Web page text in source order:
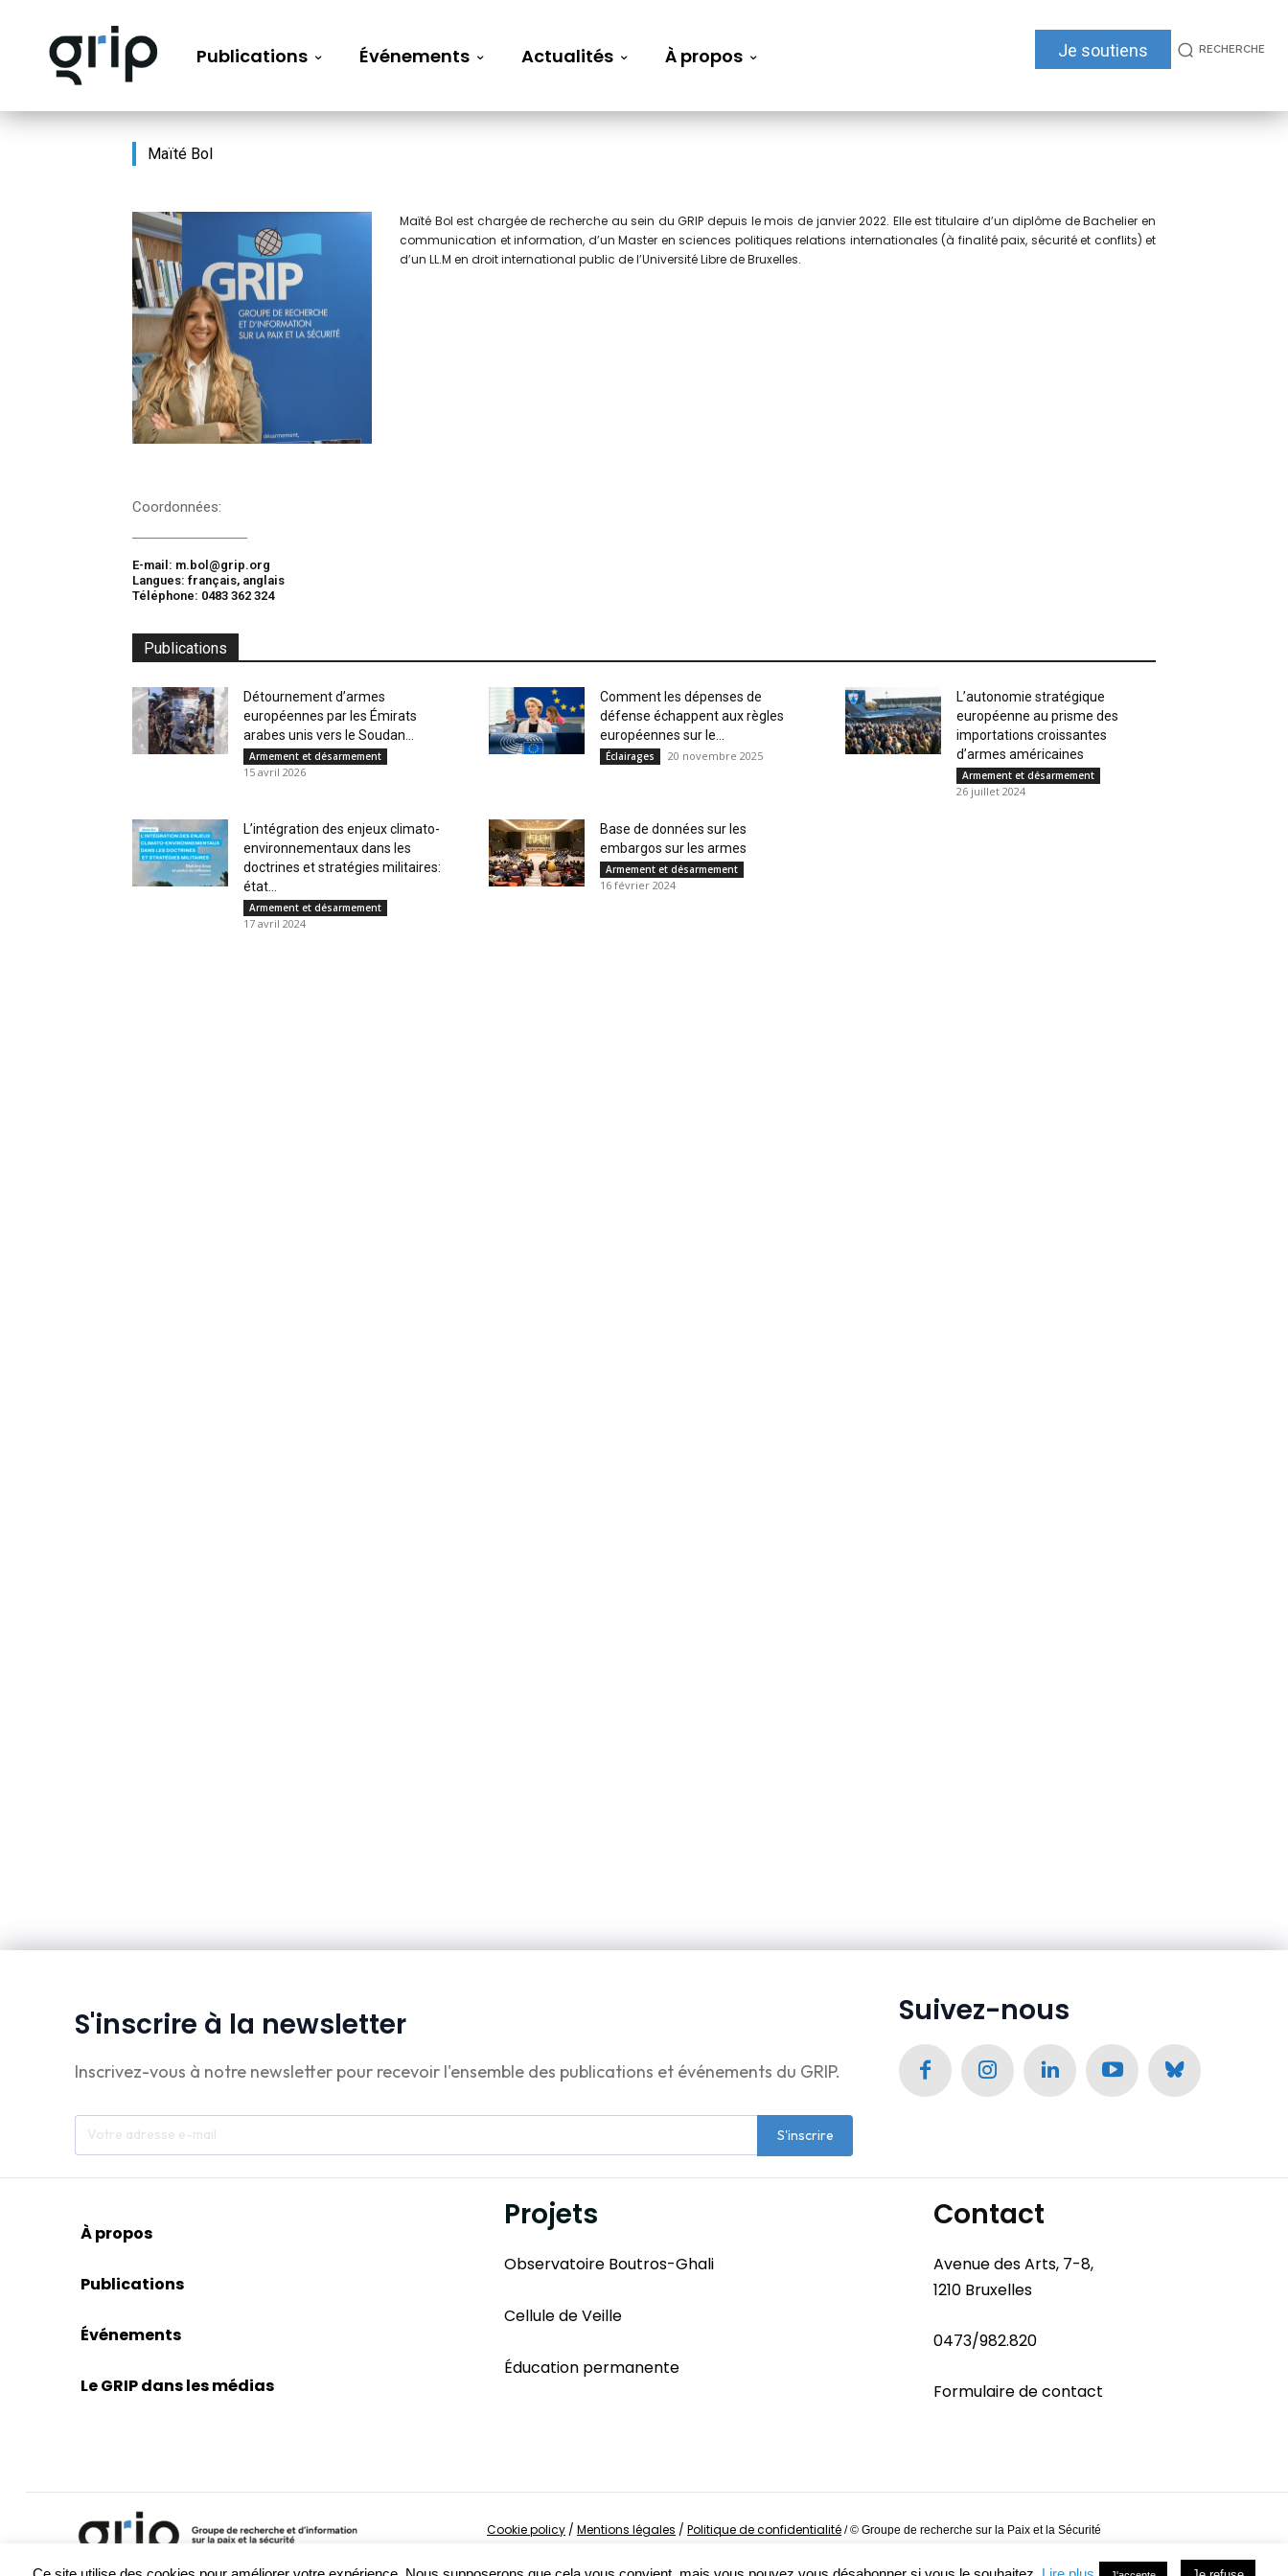
Publications Événements Actualités À propos Je soutiens RECHERCHE
Maïté Bol
Maïté Bol est chargée de recherche au sein du GRIP depuis le mois de janvier 2022. Elle est titulaire d’un diplôme de Bachelier en
communication et information, d’un Master en sciences politiques relations internationales (à finalité paix, sécurité et conflits) et
d’un LL.M en droit international public de l’Université Libre de Bruxelles.
Coordonnées:
E-mail: m.bol@grip.org
Langues: français, anglais
Téléphone: 0483 362 324
Publications
Détournement d’armes
européennes par les Émirats
arabes unis vers le Soudan...
Armement et désarmement
15 avril 2026
Comment les dépenses de
défense échappent aux règles
européennes sur le...
Éclairages 20 novembre 2025
L’autonomie stratégique
européenne au prisme des
importations croissantes
d’armes américaines
Armement et désarmement
26 juillet 2024
L’intégration des enjeux climato-
environnementaux dans les
doctrines et stratégies militaires:
état...
Armement et désarmement
17 avril 2024
Base de données sur les
embargos sur les armes
Armement et désarmement
16 février 2024
S'inscrire à la newsletter
Inscrivez-vous à notre newsletter pour recevoir l'ensemble des publications et événements du GRIP.
S'inscrire
Suivez-nous
À propos
Publications
Événements
Le GRIP dans les médias
Projets
Observatoire Boutros-Ghali
Cellule de Veille
Éducation permanente
Contact
Avenue des Arts, 7-8,
1210 Bruxelles
0473/982.820
Formulaire de contact
Cookie policy / Mentions légales / Politique de confidentialité /© Groupe de recherche sur la Paix et la Sécurité